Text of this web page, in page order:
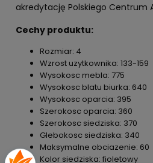
akredytację Polskiego Centrum
Cechy produktu:
Rozmiar: 4
Wzrost uzytkownika: 133-159
Wysokosc mebla: 775
Wysokosc blatu biurka: 640
Wysokosc oparcia: 395
Szerokosc oparcia: 360
Szerokosc siedziska: 370
Glebokosc siedziska: 340
Maksymalne obciazenie: 60
Kolor siedziska: fioletowy